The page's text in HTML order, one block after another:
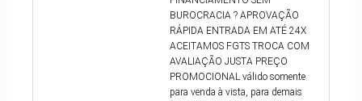
BUROCRACIA ? APROVAÇÃO
RÁPIDA ENTRADA EM ATÉ 24X
ACEITAMOS FGTS TROCA COM
AVALIAÇÃO JUSTA PREÇO
PROMOCIONAL válido somente
para venda à vista, para demais